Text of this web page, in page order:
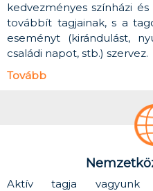
kedvezményes színházi
továbbít tagjainak, s a
eseményt (kirándulást,
családi napot, stb.) szervez.
Tovább
Aktív tagja vagyunk